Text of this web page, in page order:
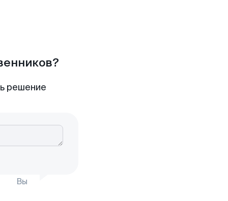
решение
Вы